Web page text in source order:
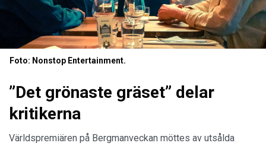
Foto: Nonstop Entertainment.
”Det grönaste gräset” delar
kritikerna
Världspremiären på Bergmanveckan möttes av utsålda